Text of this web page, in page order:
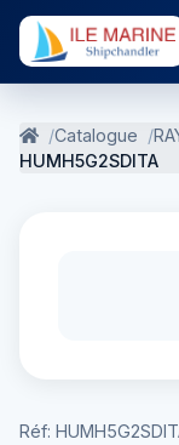
Catalogue
HUMH5G2SDITA
Réf: